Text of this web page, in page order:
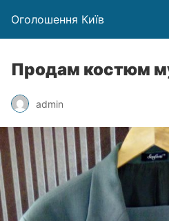
Оголошення Київ
Продам костюм
admin